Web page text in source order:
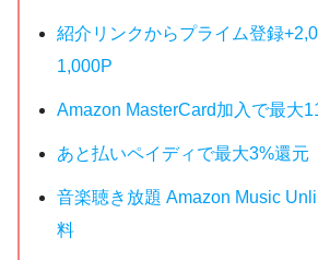
紹介リンクからプライム登録
1,000P
Amazon MasterCard加入で最大
あと払いペイディで最大3%還元
音楽聴き放題 Amazon Music
料